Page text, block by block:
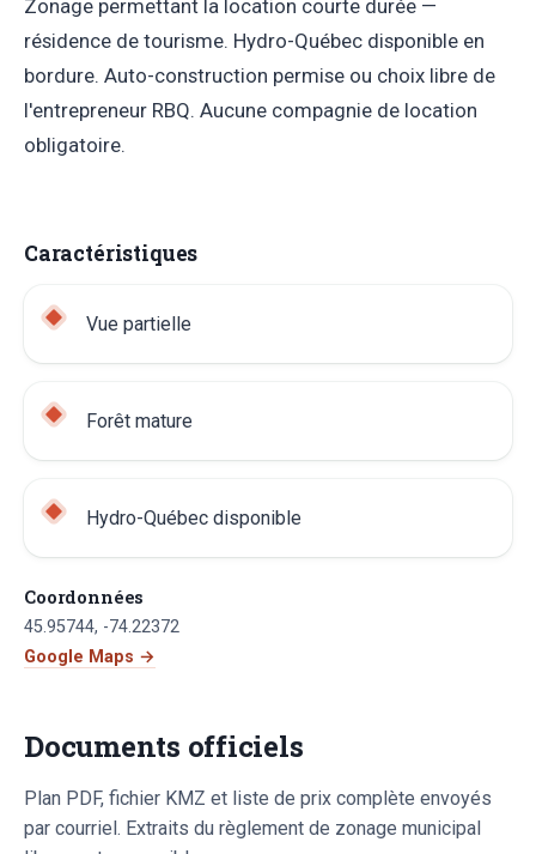
Zonage permettant la location courte durée —
résidence de tourisme. Hydro-Québec disponible en
bordure. Auto-construction permise ou choix libre de
l'entrepreneur RBQ. Aucune compagnie de location
obligatoire.
Caractéristiques
Vue partielle
Forêt mature
Hydro-Québec disponible
Coordonnées
45.95744, -74.22372
Google Maps →
Documents officiels
Plan PDF, fichier KMZ et liste de prix complète envoyés
par courriel. Extraits du règlement de zonage municipal